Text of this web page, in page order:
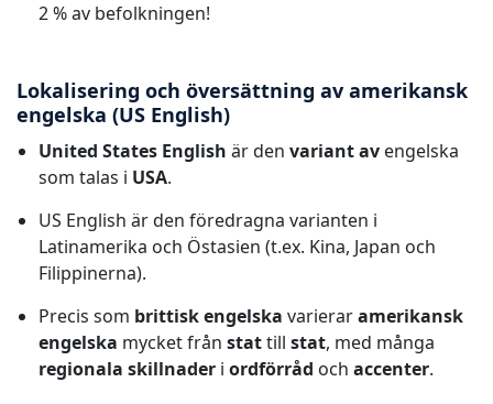
2 % av befolkningen!
Lokalisering och översättning av amerikansk
engelska (US English)
United States English är den variant av engelska
som talas i USA.
US English är den föredragna varianten i
Latinamerika och Östasien (t.ex. Kina, Japan och
Filippinerna).
Precis som brittisk engelska varieraramerikansk
engelska mycket från stattill stat, med många
regionala skillnader i ordförråd och accenter.